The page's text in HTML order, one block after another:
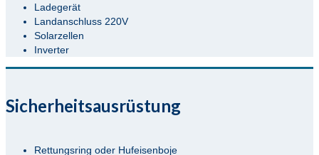
Ladegerät
Landanschluss 220V
Solarzellen
Inverter
Sicherheitsausrüstung
Rettungsring oder Hufeisenboje